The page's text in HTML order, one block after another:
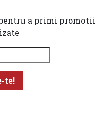
a primi promotii